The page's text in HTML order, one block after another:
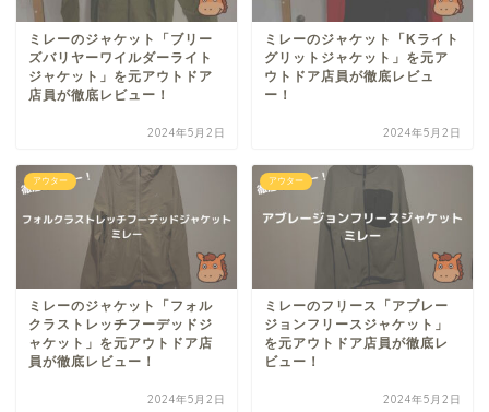
ミレーのジャケット「ブリー
ズバリヤーワイルダーライト
ジャケット」を元アウトドア
店員が徹底レビュー！
2024年5月2日
ミレーのジャケット「Kライト
グリットジャケット」を元ア
ウトドア店員が徹底レビュ
ー！
2024年5月2日
アウター
ミレーのジャケット「フォル
クラストレッチフーデッドジ
ャケット」を元アウトドア店
員が徹底レビュー！
2024年5月2日
アウター
ミレーのフリース「アブレー
ジョンフリースジャケット」
を元アウトドア店員が徹底レ
ビュー！
2024年5月2日